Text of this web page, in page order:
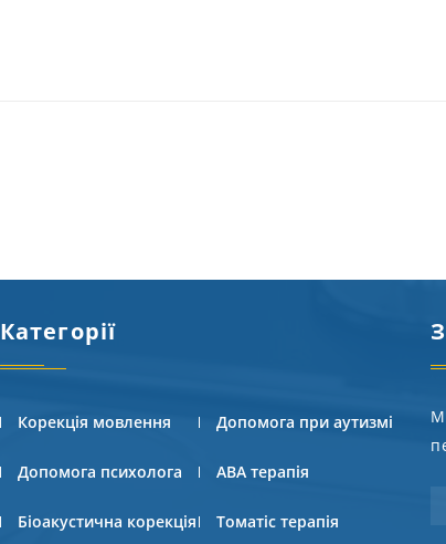
Категорії
Корекція мовлення Допомога при аутизмі
Допомога психолога АВА терапія
Біоакустична корекція Томатіс терапія